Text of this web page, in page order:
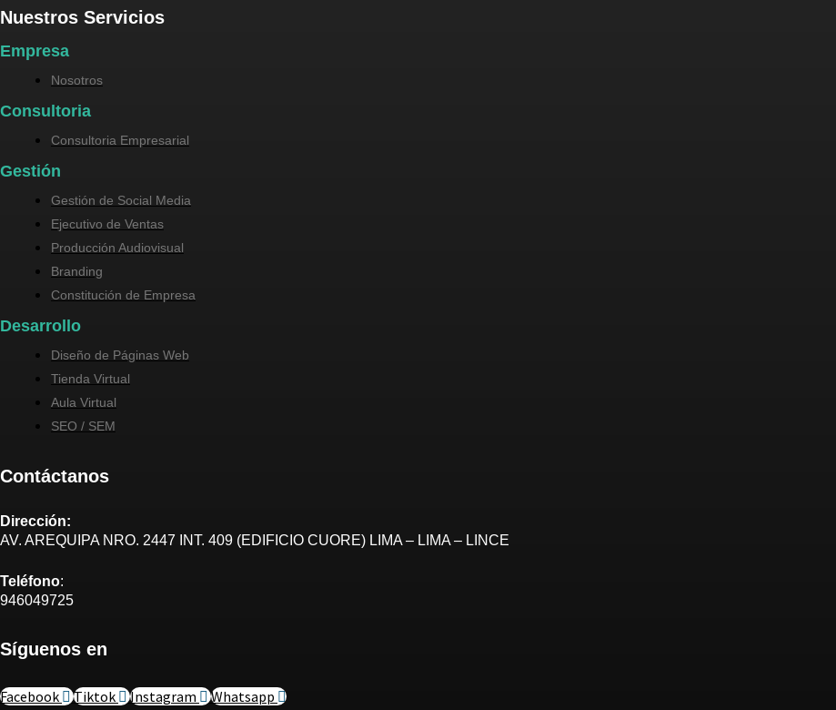
Nuestros Servicios
Empresa
Nosotros
Consultoria
Consultoria Empresarial
Gestión
Gestión de Social Media
Ejecutivo de Ventas
Producción Audiovisual
Branding
Constitución de Empresa
Desarrollo
Diseño de Páginas Web
Tienda Virtual
Aula Virtual
SEO / SEM
Contáctanos
Dirección:
AV. AREQUIPA NRO. 2447 INT. 409 (EDIFICIO CUORE) LIMA – LIMA – LINCE
Teléfono:
946049725
Síguenos en
Facebook Tiktok Instagram Whatsapp